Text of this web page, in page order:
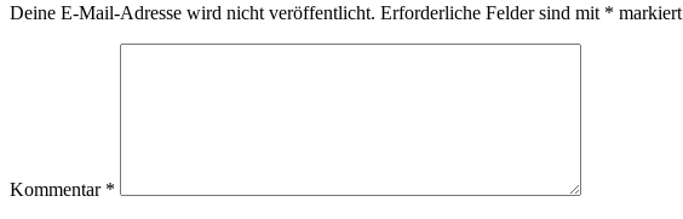
Deine E-Mail-Adresse wird nicht veröffentlicht. Erforderliche Felder sind mit * markiert
Kommentar *